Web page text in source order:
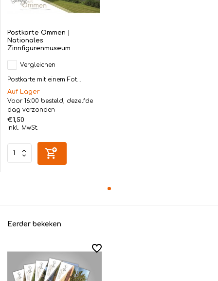
Postkarte Ommen |
Nationales
Zinnfigurenmuseum
Vergleichen
Postkarte mit einem Fot...
Auf Lager
Voor 16:00 besteld, dezelfde
dag verzonden
€1,50
Inkl. MwSt.
Eerder bekeken